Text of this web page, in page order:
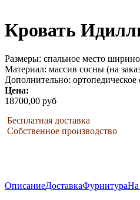
Кровать
Размеры: спальное место
Материал: массив сосны (на
Дополнительно:
Цена:
18700,00 руб
Бесплатная доставка
Собственное производство
ОписаниеДоставкаФурнитураНа